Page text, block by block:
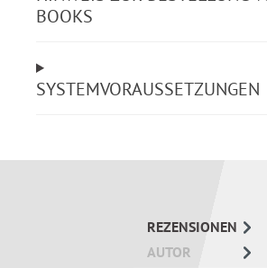
rechtssicher durchsetzen.
BOOKS
SYSTEMVORAUSSETZUNGEN
REZENSIONEN
AUTOR